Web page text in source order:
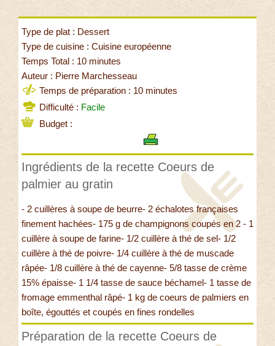
Type de plat : Dessert
Type de cuisine : Cuisine européenne
Temps Total : 10 minutes
Auteur : Pierre Marchesseau
Temps de préparation : 10 minutes
Difficulté : Facile
Budget :
Ingrédients de la recette Coeurs de
palmier au gratin
- 2 cuillères à soupe de beurre- 2 échalotes françaises
finement hachées- 175 g de champignons coupés en 2 - 1
cuillère à soupe de farine- 1/2 cuillère à thé de sel- 1/2
cuillère à thé de poivre- 1/4 cuillère à thé de muscade
râpée- 1/8 cuillère à thé de cayenne- 5/8 tasse de crème
15% épaisse- 1 1/4 tasse de sauce béchamel- 1 tasse de
fromage emmenthal râpé- 1 kg de coeurs de palmiers en
boîte, égouttés et coupés en fines rondelles
Préparation de la recette Coeurs de